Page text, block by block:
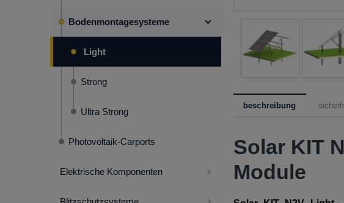
Bodenmontagesysteme
Light
Strong
Ultra Strong
Photovoltaik-Carports
Elektrische Komponenten
beschreibung
Solar KIT
Module